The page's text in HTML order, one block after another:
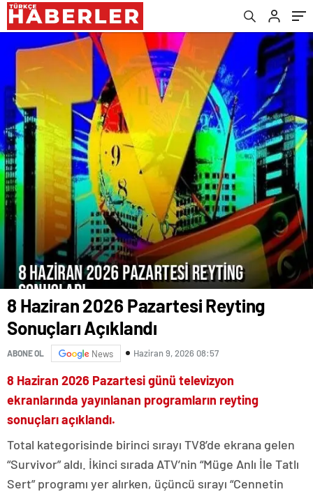
8 Haziran 2026 Pazartesi Reyting
Sonuçları Açıklandı
ABONE OL News Haziran 9, 2026 08:57
8 Haziran 2026 Pazartesi günü televizyon
ekranlarında yayınlanan programların reyting
sonuçları açıklandı.
Total kategorisinde birinci sırayı TV8’de ekrana gelen
“Survivor” aldı. İkinci sırada ATV’nin “Müge Anlı İle Tatlı
Sert” programı yer alırken, üçüncü sırayı “Cennetin